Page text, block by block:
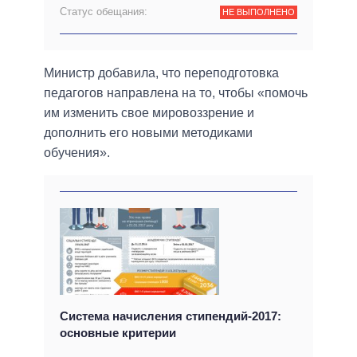
Статус обещания: НЕ ВЫПОЛНЕНО
Министр добавила, что переподготовка
педагогов направлена на то, чтобы «помочь
им изменить свое мировоззрение и
дополнить его новыми методиками
обучения».
Система начисления стипендий-2017:
основные критерии